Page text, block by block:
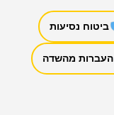
ביטוח נסיעות
העברות מהשדה